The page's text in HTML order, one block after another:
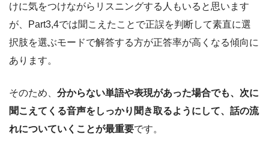
けに気をつけながらリスニングする人もいると思います
が、Part3,4では聞こえたことで正誤を判断して素直に選
択肢を選ぶモードで解答する方が正答率が高くなる傾向に
あります。
そのため、 分からない単語や表現があった場合でも、次に
聞こえてくる音声をしっかり聞き取るようにして、話の流
れについていくことが最重要です。